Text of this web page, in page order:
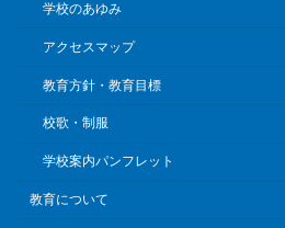
学校のあゆみ
アクセスマップ
教育方針・教育目標
校歌・制服
学校案内パンフレット
教育について